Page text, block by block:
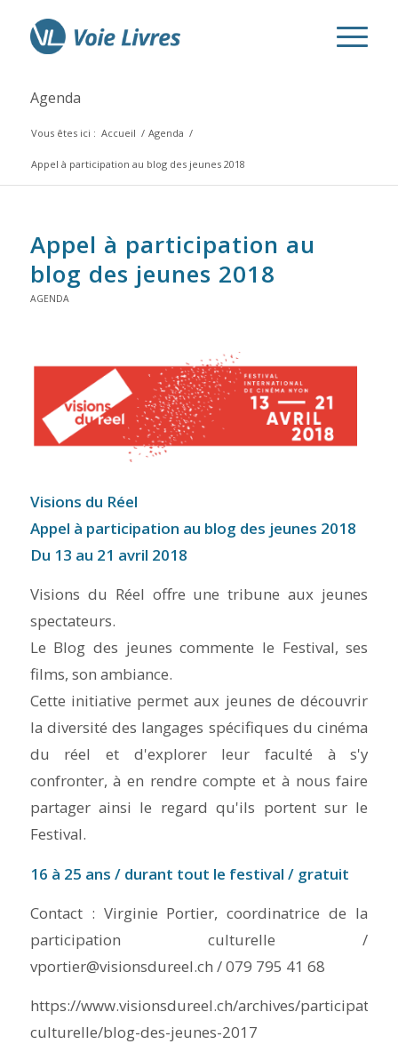
Agenda
Vous êtes ici : Accueil / Agenda /
Appel à participation au blog des jeunes 2018
Appel à participation au
blog des jeunes 2018
AGENDA
Visions du Réel
Appel à participation au blog des jeunes 2018
Du 13 au 21 avril 2018
Visions du Réel offre une tribune aux jeunes
spectateurs.
Le Blog des jeunes commente le Festival, ses
films, son ambiance.
Cette initiative permet aux jeunes de découvrir
la diversité des langages spécifiques du cinéma
du réel et d'explorer leur faculté à s'y
confronter, à en rendre compte et à nous faire
partager ainsi le regard qu'ils portent sur le
Festival.
16 à 25 ans / durant tout le festival / gratuit
Contact : Virginie Portier, coordinatrice de la
participation culturelle /
vportier@visionsdureel.ch / 079 795 41 68
https://www.visionsdureel.ch/archives/participation-
culturelle/blog-des-jeunes-2017